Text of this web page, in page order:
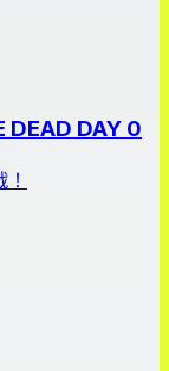
DEAD DAY 0